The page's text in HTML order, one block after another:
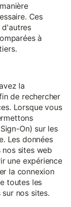
Ces
d'autres
à
la
de rechercher
Lorsque vous
On) sur les
Les données
sites web
une expérience
la connexion
toutes les
nos sites.